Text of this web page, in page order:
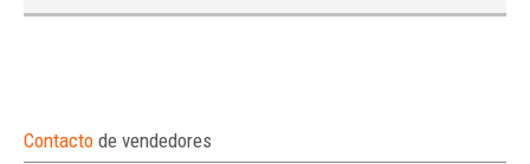
Contacto de vendedores